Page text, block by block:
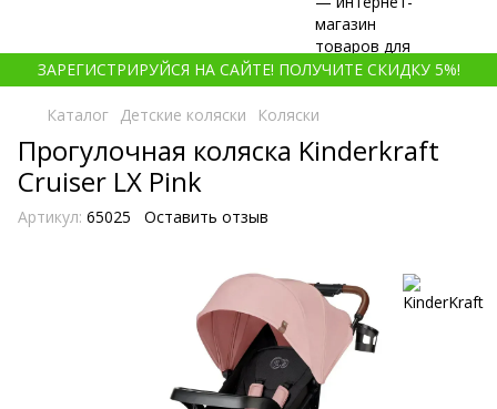
ЗАРЕГИСТРИРУЙСЯ НА САЙТЕ! ПОЛУЧИТЕ СКИДКУ 5%!
Каталог Детские коляски Коляски
Прогулочная коляска Kinderkraft
Cruiser LX Pink
Артикул: 65025 Оставить отзыв